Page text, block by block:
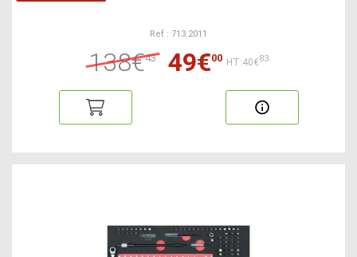
Ref : 713.2011
138€43 49€00 HT:40€83